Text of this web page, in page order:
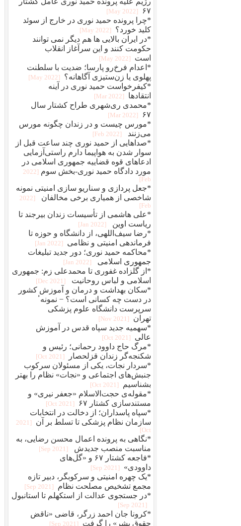
۶۷
[2022 May]
*چرا پرونده حمید نوری در خارج از سوئد
کلید خورد؟
[2022 May]
*در ایران بالایی ها هم دیگر نمی توانند
حکومت کنند و این سرآغاز انقلاب
است
[2022 May]
*اعدام فرخ‌رو پارسا؛ ضديت با سلطنت
پهلوی يا زن‌ستيزی آگاهانه؟
[2022 May]
*کیفرخواست حمید نوری در آینه
انتقادها
[2022 Mar]
*محمدی‌ ری‌شهری طراح کشتار سال
۶۷
[2022 Mar]
*مورس چیست و در زندان چگونه مورس
می‌زنند
[2022 Feb]
*صداهایی از حمید نوری چند ساعت قبل از
سوار شدن به هواپیما دارم راستی‌آزمایی
ادعاهای قوه قضاییه جمهوری اسلامی در
مورد دادگاه حمید نوری-بخش سوم
[2022
Feb]
*جعل پردازی و سناريو سازی امنيتی نمونه
شاخصی از همياری برخی مخالفان
[2022
Feb]
*علی هاشمی از تأسیسات زندان بیرجند تا
ریاست اوین
[2022 Jan]
*رضا سیف‌اللهی، از دانشگاه و حوزه تا
فرماندهی امنیتی و نظامی
[2022 Jan]
*محاکمه حميد نوری؛ دور جديد تبلیغات
جمهوری اسلامی
[2022 Jan]
*از گلزاده غفوری تا محمدعلی زم: جمهوری
اسلامی و لباس روحانیت
[2021 Dec]
*سکان بهداشت و درمان و آموزش کشور
در دست چه کسانی است؟ − نمونهٴ
سرپرست دانشگاه علوم پزشکی
تهران
[2021 Nov]
*سهمیه جدید سپاه قدس در آموزش
عالی
[2021 Oct]
*مرگ حاج داوود رحمانی؛ رئیس و
شکنجه‌گر زندان قزلحصار
[2021 Oct]
*سردار نجات، یکی از مسئولان سرکوب
جنبش‌های اجتماعی و «نجات» نظام را بهتر
بشناسیم
[2021 Oct]
*مقوله‌ی حجت‌الاسلام «جعفر نیری» و
مستند‌سازی کشتار ۶۷
[2021 Oct]
*سپاه پاسداران؛ از دخالت در انتخابات
سازمان نظام پزشکی تا تسلط بر آن
[2021
Oct]
*نگاهی به پرونده اعمال محسن رضایی، به
مناسبت منصب جدیدش
[2021 Sep]
*فاجعه کشتار ۶۷ و «گل‌های
داوودی»
[2021 Sep]
*یک چهره‌‌ امنیتی و سرکوبگر، دبیر تازه
مجمع تشخیص مصلحت نظام
[2021 Sep]
*در جستجوی عدالت از استکهلم تا استانبول
[2021 Sep]
*کرونا جان احمد زرگر، قاضی «ناقض
حقوق بشر» را گرفت
[2021 Sep]